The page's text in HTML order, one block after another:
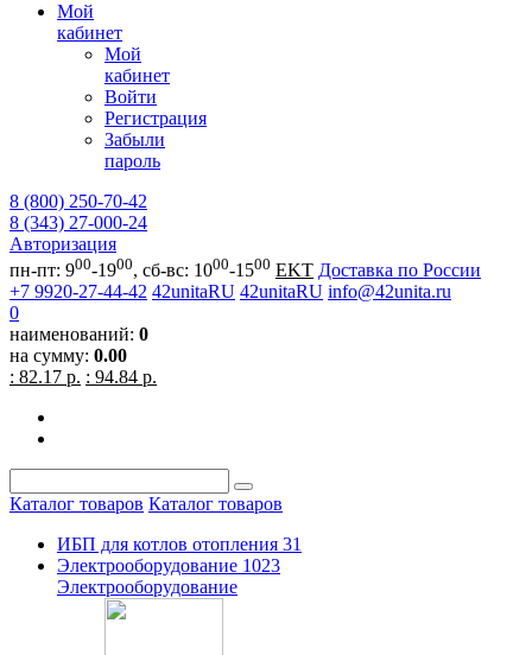
Мой
кабинет
Мой
кабинет
Войти
Регистрация
Забыли
пароль
8 (800) 250-70-42
8 (343) 27-000-24
Авторизация
пн-пт: 900-1900, сб-вс: 1000-1500 EKT Доставка по России
+7 9920-27-44-42 42unitaRU 42unitaRU info@42unita.ru
0
наименований: 0
на сумму: 0.00
: 82.17 р. : 94.84 р.
Каталог товаров Каталог товаров
ИБП для котлов отопления 31
Электрооборудование 1023
Электрооборудование